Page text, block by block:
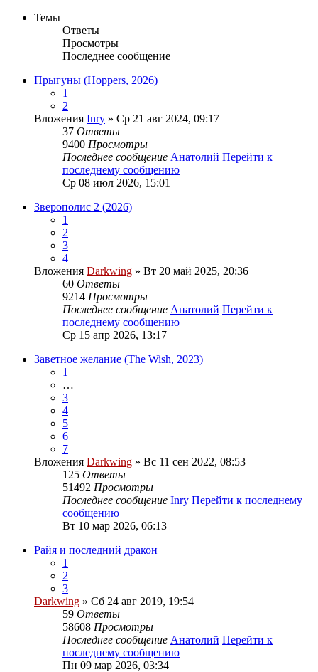
Темы
Ответы
Просмотры
Последнее сообщение
Прыгуны (Hoppers, 2026)
1
2
Вложения Inry » Ср 21 авг 2024, 09:17
37 Ответы
9400 Просмотры
Последнее сообщение Анатолий Перейти к
последнему сообщению
Ср 08 июл 2026, 15:01
Зверополис 2 (2026)
1
2
3
4
Вложения Darkwing » Вт 20 май 2025, 20:36
60 Ответы
9214 Просмотры
Последнее сообщение Анатолий Перейти к
последнему сообщению
Ср 15 апр 2026, 13:17
Заветное желание (The Wish, 2023)
1
…
3
4
5
6
7
Вложения Darkwing » Вс 11 сен 2022, 08:53
125 Ответы
51492 Просмотры
Последнее сообщение Inry Перейти к последнему
сообщению
Вт 10 мар 2026, 06:13
Райя и последний дракон
1
2
3
Darkwing » Сб 24 авг 2019, 19:54
59 Ответы
58608 Просмотры
Последнее сообщение Анатолий Перейти к
последнему сообщению
Пн 09 мар 2026, 03:34